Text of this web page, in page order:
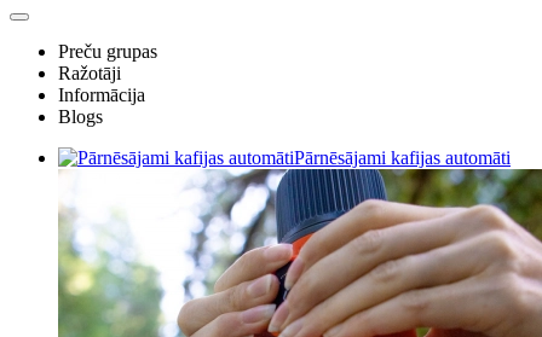
Preču grupas
Ražotāji
Informācija
Blogs
Pārnēsājami kafijas automāti